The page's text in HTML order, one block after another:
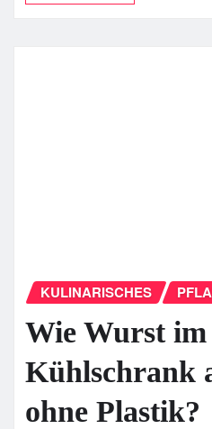
KULINARISCHES
Wie Wurst im
Kühlschrank
ohne Plastik?